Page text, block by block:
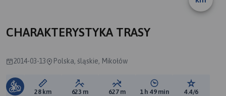
CHARAKTERYSTYKA TRASY
2014-03-13 Polska, śląskie, Mikołów
Długość trasy:
28 km Suma przewyższeń:
623 m Suma spadków:
627 m Średni czas potrzebny
1 h 49 min Ocena
4.4/6